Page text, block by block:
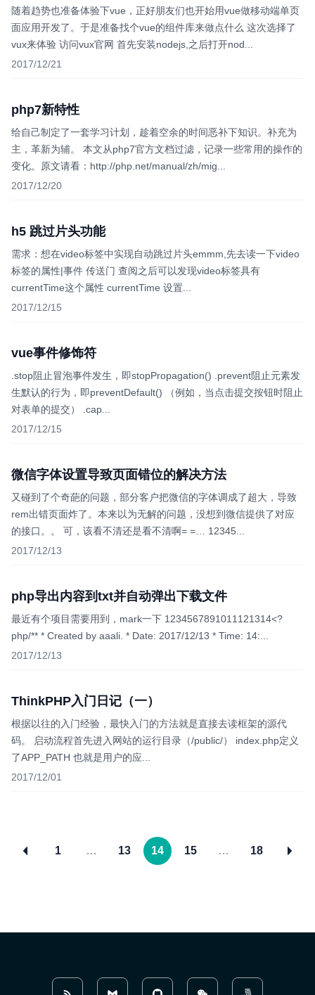
随着趋势也准备体验下vue，正好朋友们也开始用vue做移动端单页
面应用开发了。于是准备找个vue的组件库来做点什么 这次选择了
vux来体验 访问vux官网 首先安装nodejs,之后打开nod...
2017/12/21
php7新特性
给自己制定了一套学习计划，趁着空余的时间恶补下知识。补充为
主，革新为辅。 本文从php7官方文档过滤，记录一些常用的操作的
变化。原文请看：http://php.net/manual/zh/mig...
2017/12/20
h5 跳过片头功能
需求：想在video标签中实现自动跳过片头emmm,先去读一下video
标签的属性|事件 传送门 查阅之后可以发现video标签具有
currentTime这个属性 currentTime 设置...
2017/12/15
vue事件修饰符
.stop阻止冒泡事件发生，即stopPropagation() .prevent阻止元素发
生默认的行为，即preventDefault() （例如，当点击提交按钮时阻止
对表单的提交） .cap...
2017/12/15
微信字体设置导致页面错位的解决方法
又碰到了个奇葩的问题，部分客户把微信的字体调成了超大，导致
rem出错页面炸了。本来以为无解的问题，没想到微信提供了对应
的接口。。 可，该看不清还是看不清啊= =… 12345...
2017/12/13
php导出内容到txt并自动弹出下载文件
最近有个项目需要用到，mark一下 1234567891011121314<?
php/** * Created by aaali. * Date: 2017/12/13 * Time: 14:...
2017/12/13
ThinkPHP入门日记（一）
根据以往的入门经验，最快入门的方法就是直接去读框架的源代
码。 启动流程首先进入网站的运行目录（/public/） index.php定义
了APP_PATH 也就是用户的应...
2017/12/01
1 … 13 14 15 … 18